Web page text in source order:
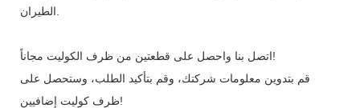
اتصل بنا واحصل على قطعتين من ظرف الكوليت مجاناً!
قم بتدوين معلومات شركتك، وقم بتأكيد الطلب، وستحصل على
ظرف كوليت إضافيين!